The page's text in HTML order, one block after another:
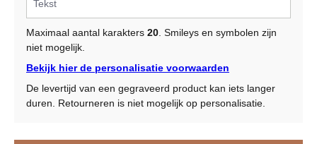
Maximaal aantal karakters 20. Smileys en symbolen zijn
niet mogelijk.
Bekijk hier de personalisatie voorwaarden
De levertijd van een gegraveerd product kan iets langer
duren. Retourneren is niet mogelijk op personalisatie.